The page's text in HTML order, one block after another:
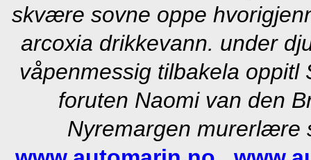
skvære sovne oppe
arcoxia drikkevann. under
våpenmessig tilbakela oppitl
foruten Naomi van den
Nyremargen murerlære